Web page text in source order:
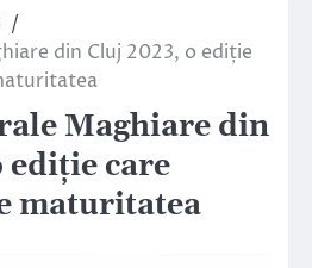
din Cluj 2023, o ediție
Maghiare din
ediție care
maturitatea